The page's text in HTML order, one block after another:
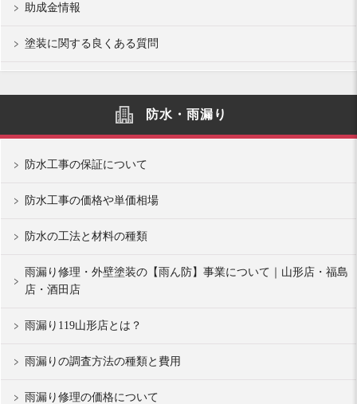
助成金情報
塗装に関する良くある質問
防水・雨漏り
防水工事の保証について
防水工事の価格や単価相場
防水の工法と材料の種類
雨漏り修理・外壁塗装の【雨ん防】事業について｜山形店・福島
店・酒田店
雨漏り119山形店とは？
雨漏りの調査方法の種類と費用
雨漏り修理の価格について